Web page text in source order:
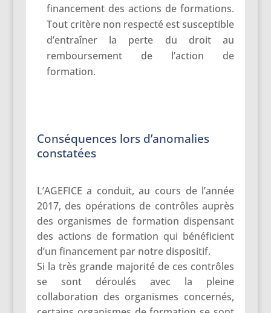
financement des actions de formations.
Tout critère non respecté est susceptible
d’entraîner la perte du droit au
remboursement de l’action de
formation.
Conséquences lors d’anomalies
constatées
L’AGEFICE a conduit, au cours de l’année
2017, des opérations de contrôles auprès
des organismes de formation dispensant
des actions de formation qui bénéficient
d’un financement par notre dispositif.
Si la très grande majorité de ces contrôles
se sont déroulés avec la pleine
collaboration des organismes concernés,